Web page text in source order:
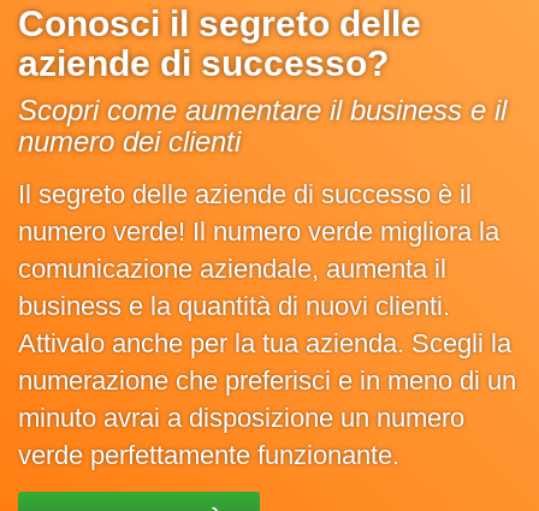
Conosci il segreto delle
aziende di successo?
Scopri come aumentare il business e il
numero dei clienti
Il segreto delle aziende di successo è il
numero verde! Il numero verde migliora la
comunicazione aziendale, aumenta il
business e la quantità di nuovi clienti.
Attivalo anche per la tua azienda. Scegli la
numerazione che preferisci e in meno di un
minuto avrai a disposizione un numero
verde perfettamente funzionante.